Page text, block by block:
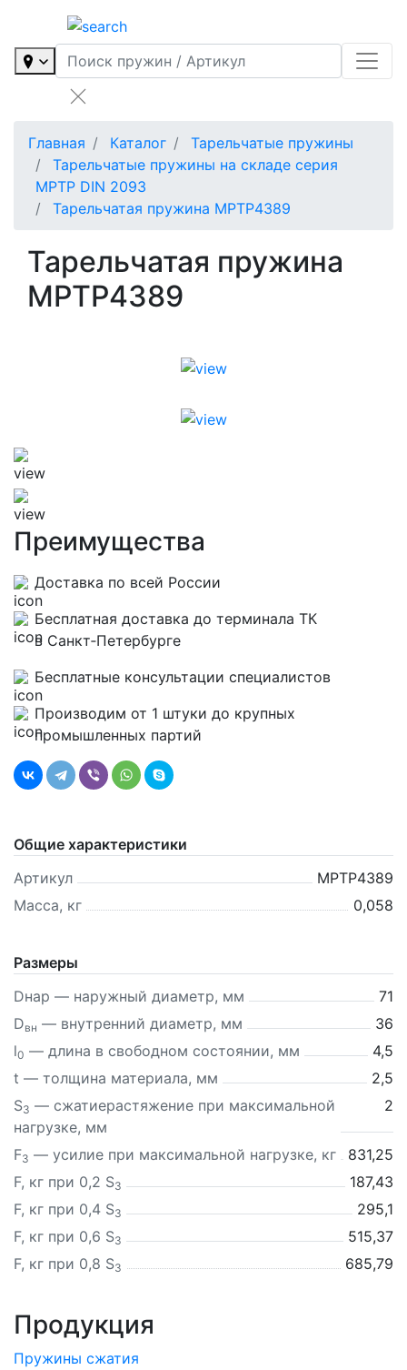
Главная Каталог
Тарельчатые пружины
Тарельчатые пружины на складе серия
MPTP DIN 2093
Тарельчатая пружина MPTP4389
Тарельчатая пружина
MPTP4389
Преимущества
Доставка по всей России
Бесплатная доставка до терминала ТК
в Санкт‑Петербурге
Бесплатные консультации специалистов
Производим от 1 штуки до крупных
промышленных партий
Общие характеристики
Артикул
MPTP4389
Масса, кг
0,058
Размеры
Dнар — наружный диаметр, мм
71
Dвн — внутренний диаметр, мм
36
l0 — длина в свободном состоянии, мм
4,5
t — толщина материала, мм
2,5
S3 — сжатиерастяжение при максимальной
нагрузке, мм
2
F3 — усилие при максимальной нагрузке, кг
831,25
F, кг при 0,2 S3
187,43
F, кг при 0,4 S3
295,1
F, кг при 0,6 S3
515,37
F, кг при 0,8 S3 685,79
Продукция
Пружины сжатия